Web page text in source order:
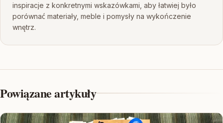
inspiracje z konkretnymi wskazówkami, aby łatwiej było
porównać materiały, meble i pomysły na wykończenie
wnętrz.
Powiązane artykuły